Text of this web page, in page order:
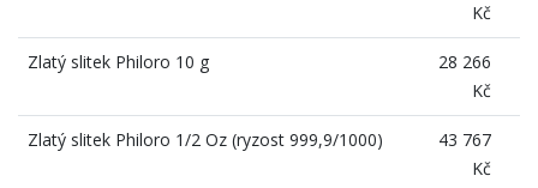
Kč
Zlatý slitek Philoro 10 g
28 266
Kč
Zlatý slitek Philoro 1/2 Oz (ryzost 999,9/1000)
43 767
Kč